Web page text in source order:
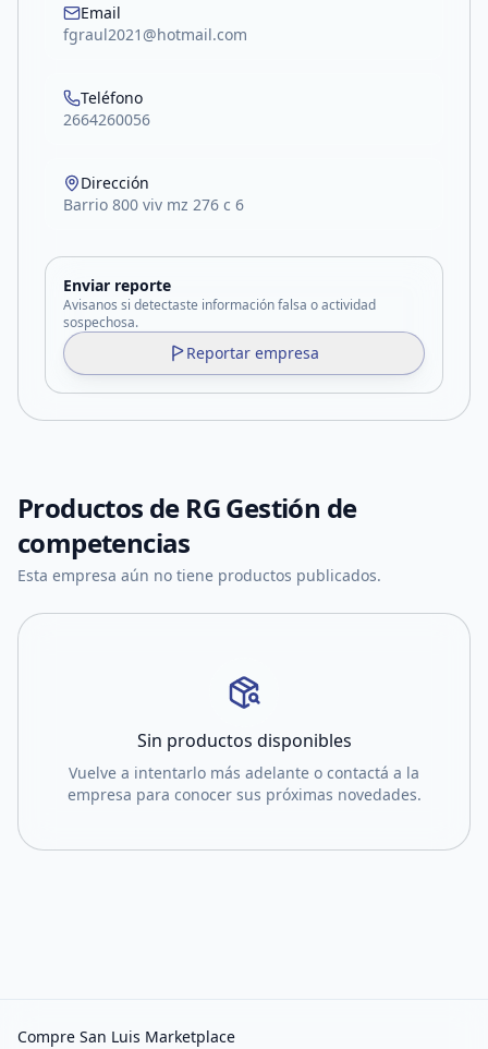
Email
fgraul2021@hotmail.com
Teléfono
2664260056
Dirección
Barrio 800 viv mz 276 c 6
Enviar reporte
Avisanos si detectaste información falsa o actividad
sospechosa.
Reportar empresa
Productos de RG Gestión de
competencias
Esta empresa aún no tiene productos publicados.
Sin productos disponibles
Vuelve a intentarlo más adelante o contactá a la
empresa para conocer sus próximas novedades.
Compre San Luis Marketplace